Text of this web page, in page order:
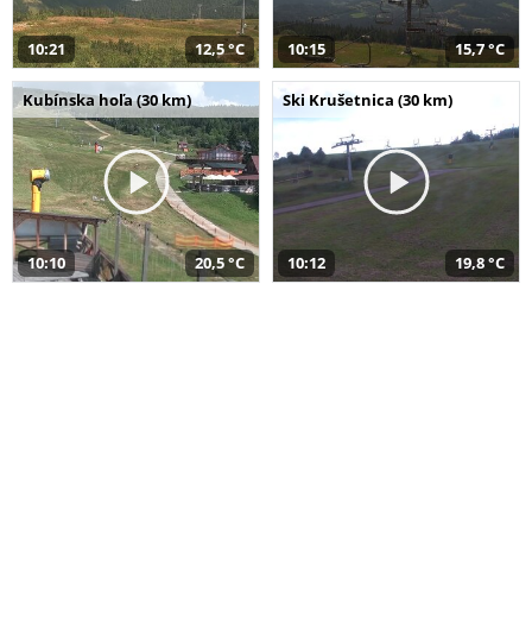
10:21 12,5 °C 10:15 15,7 °C
Kubínska hoľa (30 km)
10:10 20,5 °C
Ski Krušetnica (30 km)
10:12 19,8 °C